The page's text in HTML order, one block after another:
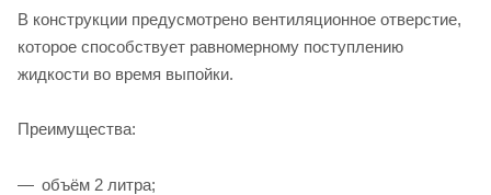
В конструкции предусмотрено вентиляционное отверстие,
которое способствует равномерному поступлению
жидкости во время выпойки.
Преимущества:
объём 2 литра;